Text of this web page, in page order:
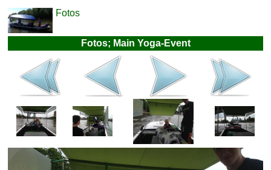
Fotos
Fotos; Main Yoga-Event